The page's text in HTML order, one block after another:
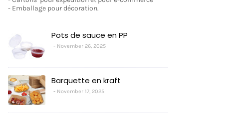
- Emballage pour décoration.
Pots de sauce en PP
November 26, 2025
Barquette en kraft
November 17, 2025